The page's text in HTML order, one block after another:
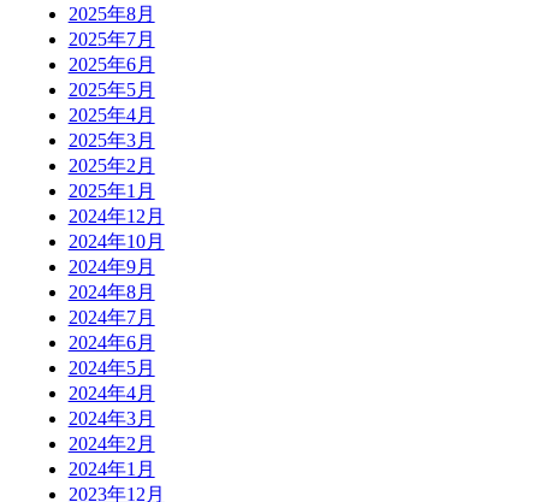
2025年8月
2025年7月
2025年6月
2025年5月
2025年4月
2025年3月
2025年2月
2025年1月
2024年12月
2024年10月
2024年9月
2024年8月
2024年7月
2024年6月
2024年5月
2024年4月
2024年3月
2024年2月
2024年1月
2023年12月